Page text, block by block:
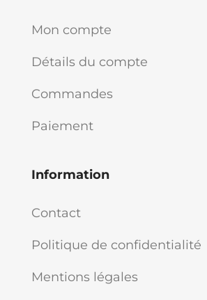
Mon compte
Détails du compte
Commandes
Paiement
Information
Contact
Politique de confidentialité
Mentions légales